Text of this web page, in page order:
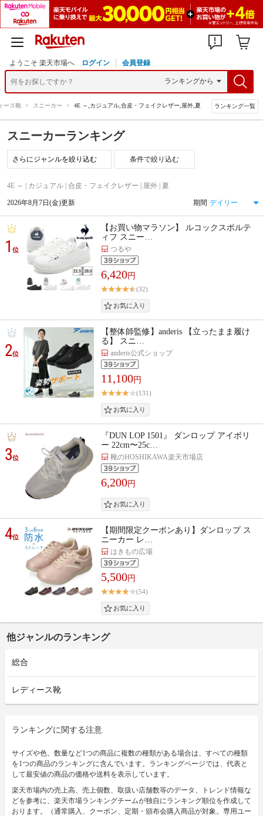
ようこそ 楽天市場へ ログイン 会員登録
ース靴 > スニーカー > 4E ～,カジュアル,合皮・フェイクレザー,屋外,夏 ランキング一覧
スニーカーランキング
条件で絞り込む
4E ～ | カジュアル | 合皮・フェイクレザー | 屋外 | 夏
2026年8月7日(金)更新 期間
1位
【お買い物マラソン】 ルコックスポルテ
ィフ スニー…
つるや
6,420円
(32)
2位
【整体師監修】anderis 【立ったまま履け
る】 スニ…
anderis公式ショップ
11,100円
(131)
3位
『DUN LOP 1501』 ダンロップ アイボリ
ー 22cm〜25c…
靴のHOSHIKAWA楽天市場店
6,200円
4位
【期間限定クーポンあり】ダンロップ ス
ニーカー レ…
はきもの広場
5,500円
(54)
他ジャンルのランキング
総合
レディース靴
ランキングに関する注意
サイズや色、数量など1つの商品に複数の種類がある場合は、すべての種類
を1つの商品のランキングに含んでいます。ランキングページでは、代表と
して最安値の商品の価格や送料を表示しています。
楽天市場内の売上高、売上個数、取扱い店舗数等のデータ、トレンド情報な
どを参考に、楽天市場ランキングチームが独自にランキング順位を作成して
おります。（通常購入、クーポン、定期・頒布会購入商品が対象。専用ユー